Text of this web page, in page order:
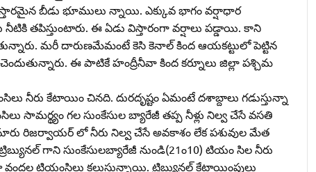
బీడు భూములు న్నాయి. ఎక్కువ భాగం వర్షాధార
నీటికి తపిస్తుంటారు. ఈ ఏడు విస్తారంగా వర్షాలు పడ్డాయి. కాని
మరీ దారుణమేమంటే కెసి కెనాల్‌ కింద ఆయకట్టులో పెట్టిన
ఈ పాటికే హంద్రీనీవా కింద కర్నూలు జిల్లా పశ్చిమ
నీరు కేటాయిం చినది. దురదృష్టం ఏమంటే దశాబ్దాలు గడుస్తున్నా
సామర్థ్యం గల సుంకేసుల బ్యారేజీ తప్ప నీళ్లు నిల్వ చేసే వసతి
రిజర్వాయర్‌ లో నీరు నిల్వ చేసే అవకాశం లేక పశువుల మేత
గాని సుంకేసులబ్యారేజీ నుండి(21ం10) టియం సిల నీరు
టియంసిలు కలుస్తున్నాయి. ట్రిబ్యునల్‌ కేటాయింపులు